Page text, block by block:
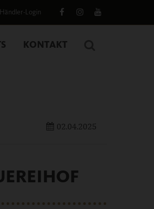
Händler-Login
KONTAKT
02.04.2025